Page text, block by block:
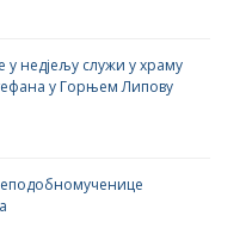
у недјељу служи у храму
у Горњем Липову